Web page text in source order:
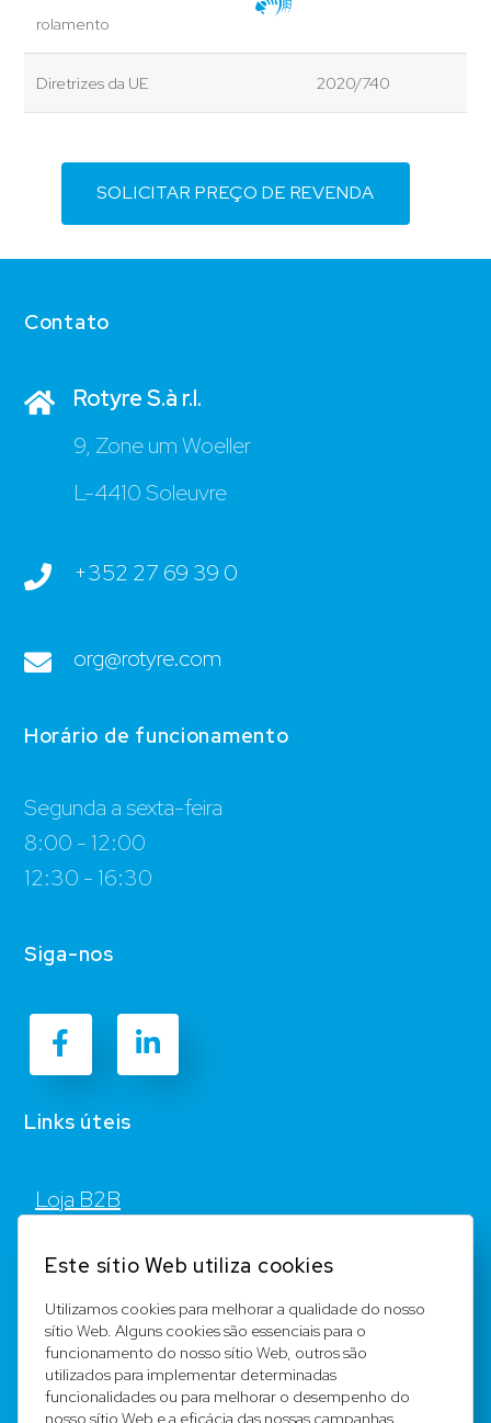
rolamento
Diretrizes da UE 2020/740
SOLICITAR PREÇO DE REVENDA
Contato
Rotyre S.à r.l.
9, Zone um Woeller
L-4410 Soleuvre
+352 27 69 39 0
org@rotyre.com
Horário de funcionamento
Segunda a sexta-feira
8:00 - 12:00
12:30 - 16:30
Siga-nos
Links úteis
Loja B2B
Registar
Equipa
Este sítio Web utiliza cookies
Utilizamos cookies para melhorar a qualidade do nosso
sítio Web. Alguns cookies são essenciais para o
funcionamento do nosso sítio Web, outros são
utilizados para implementar determinadas
funcionalidades ou para melhorar o desempenho do
nosso sítio Web e a eficácia das nossas campanhas